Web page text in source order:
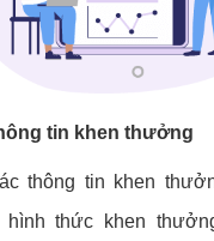
tin khen thưởng
thông tin khen
hình thức khen